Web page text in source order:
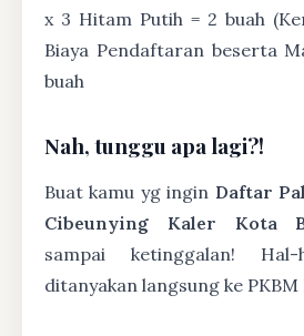
x 3 Hitam Putih = 2 buah
Biaya Pendaftaran beserta
buah
Nah, tunggu apa lagi?!
Buat kamu yg ingin Daftar
Cibeunying Kaler Kota
sampai ketinggalan!
ditanyakan langsung ke